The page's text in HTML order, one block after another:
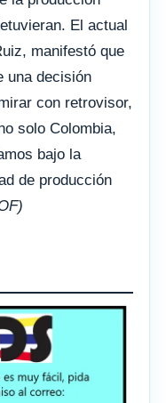
El actual
manifestó que
una decisión
con retrovisor,
solo Colombia,
bajo la
de producción